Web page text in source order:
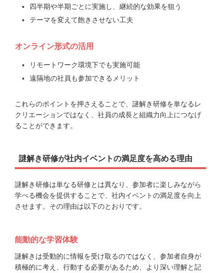
四半期や半期ごとに実施し、継続的な効果を狙う
テーマを変えて飽きさせない工夫
オンライン形式の活用
リモートワーク環境下でも実施可能
遠隔地の社員も参加できるメリット
これらのポイントを押さえることで、謎解き研修を単なるレ
クリエーションではなく、社員の成長と組織力向上につなげ
ることができます。
謎解き研修が社内イベントの満足度を高める理由
謎解き研修は単なる研修とは異なり、参加者に楽しみながら
学べる機会を提供することで、社内イベントの満足度を向上
させます。その理由は以下のとおりです。
能動的な学習体験
謎解きは受動的に情報を受け取るのではなく、参加者自身が
積極的に考え、行動する必要があるため、より深い理解と記